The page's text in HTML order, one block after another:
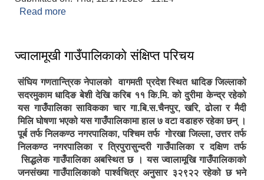
Read more
ज्वालामूखी गाउँपालिकाकाे संक्षिप्त परिचय
संघिय गणतान्त्रिक नेपालको वागमती प्रदेश स्थित धादिङ जिल्लाको
सदरमुकाम धादिङ बेशी देखि करिब ११ कि.मि. को दुरीमा केन्द्र रहेको
यस गाउँपालिका साविकका चार गा.बि.स.चैनपुर, खरि, ढोला र मैदी
मिलि घोषणा भएको यस गाउँपालिकामा हाल ७ वटा वडाहरु रहेका छन् ।
पूर्ब तर्फ निलकण्ठ नगरपालिका, पश्चिम तर्फ गोरखा जिल्ला, उत्तर तर्फ
निलकण्ठ नगरपालिका र त्रिपुरासुन्दरी गाउँपालिका र दक्षिण तर्फ
सिद्धलेक गाउँपालिका अबस्थित छ । यस ज्वालामूखि गाउँपालिकाको
जनसंख्या गाउँपालिकाको पार्श्वचित्र अनुसार ३२९२२ रहेको छ भने